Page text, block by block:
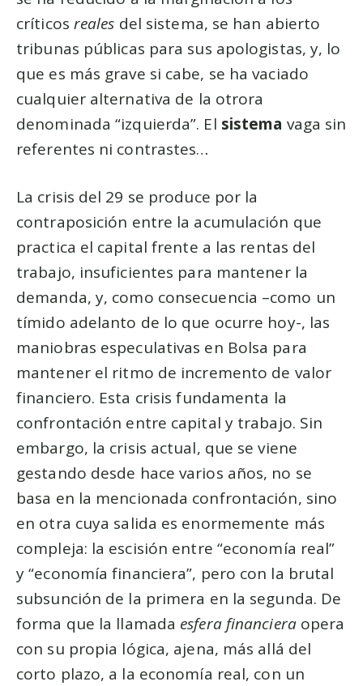
críticos reales del sistema, se han abierto
tribunas públicas para sus apologistas, y, lo
que es más grave si cabe, se ha vaciado
cualquier alternativa de la otrora
denominada “izquierda”. El sistema vaga sin
referentes ni contrastes…
La crisis del 29 se produce por la
contraposición entre la acumulación que
practica el capital frente a las rentas del
trabajo, insuficientes para mantener la
demanda, y, como consecuencia –como un
tímido adelanto de lo que ocurre hoy-, las
maniobras especulativas en Bolsa para
mantener el ritmo de incremento de valor
financiero. Esta crisis fundamenta la
confrontación entre capital y trabajo. Sin
embargo, la crisis actual, que se viene
gestando desde hace varios años, no se
basa en la mencionada confrontación, sino
en otra cuya salida es enormemente más
compleja: la escisión entre “economía real”
y “economía financiera”, pero con la brutal
subsunción de la primera en la segunda. De
forma que la llamada esfera financieraopera
con su propia lógica, ajena, más allá del
corto plazo, a la economía real, con un